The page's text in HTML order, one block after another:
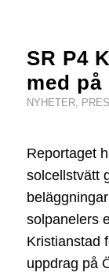
SR P4
med
NYHETER,
Reportaget
solcellstvätt
solpanelers
Kristianstad
uppdrag på